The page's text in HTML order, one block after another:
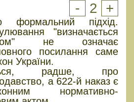
- 2 +
формальний підхід.
"визначається
не означає
посилання саме
України.
радше, про
а 622-й наказ є
нормативно-